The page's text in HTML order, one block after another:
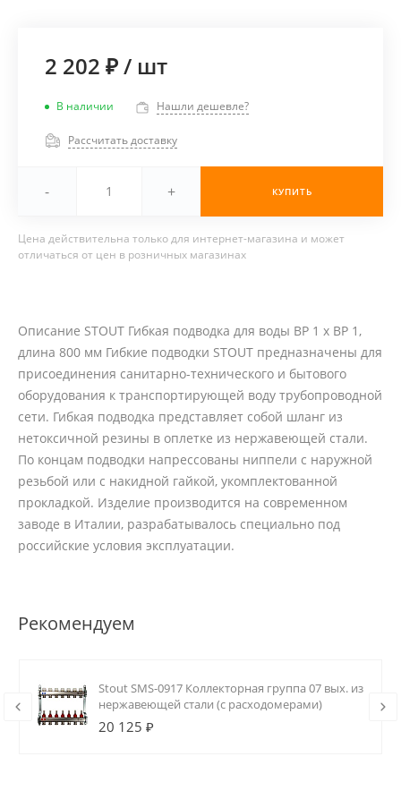
2 202 ₽/ шт
В наличии Нашли дешевле?
Рассчитать доставку
- + КУПИТЬ
Цена действительна только для интернет-магазина и может
отличаться от цен в розничных магазинах
Описание STOUT Гибкая подводка для воды ВР 1 х ВР 1,
длина 800 мм Гибкие подводки STOUT предназначены для
присоединения санитарно-технического и бытового
оборудования к транспортирующей воду трубопроводной
сети. Гибкая подводка представляет собой шланг из
нетоксичной резины в оплетке из нержавеющей стали.
По концам подводки напрессованы ниппели с наружной
резьбой или с накидной гайкой, укомплектованной
прокладкой. Изделие производится на современном
заводе в Италии, разрабатывалось специально под
российские условия эксплуатации.
Рекомендуем
Stout SMS-0917 Коллекторная группа 07 вых. из
нержавеющей стали (с расходомерами)
20 125 ₽